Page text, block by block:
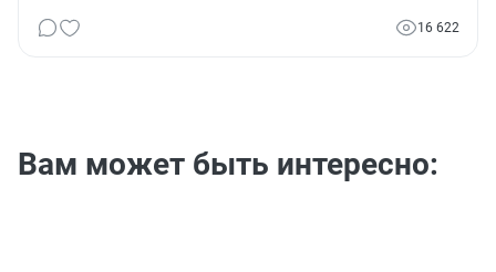
Какие существуют законные основания для получения16 622
Вам может быть интересно: